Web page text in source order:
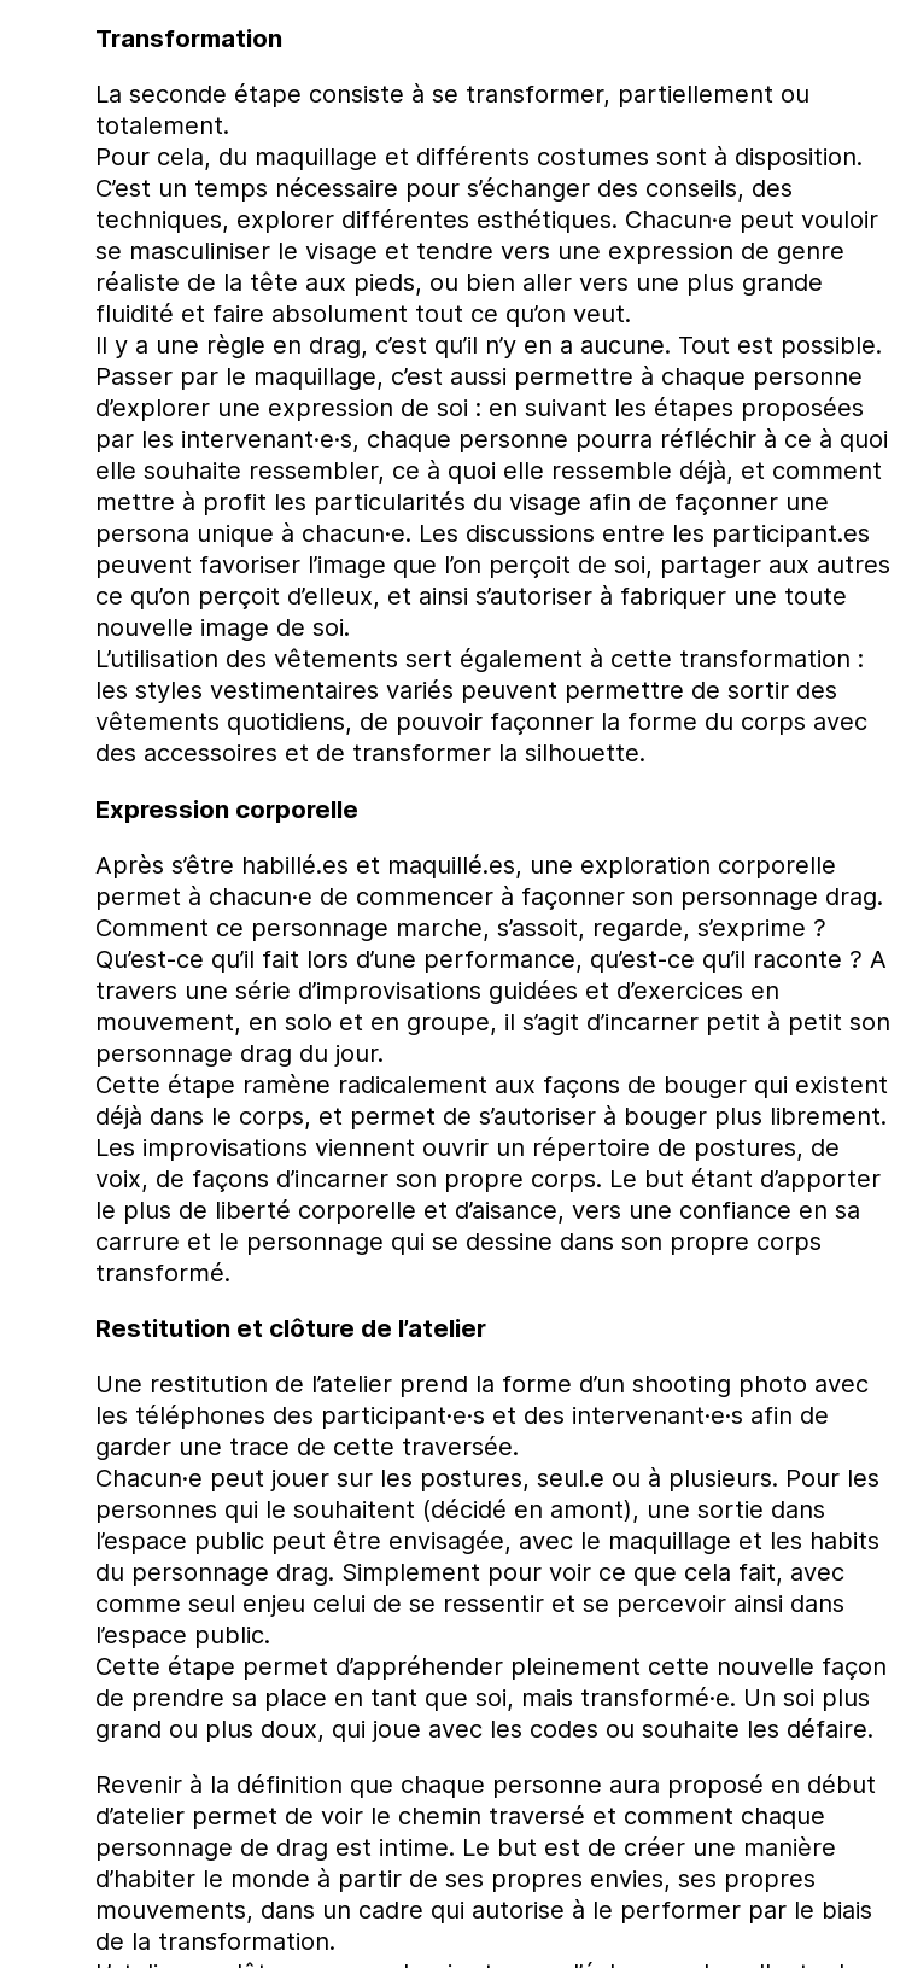
Transformation
La seconde étape consiste à se transformer, partiellement ou
totalement.
Pour cela, du maquillage et différents costumes sont à disposition.
C’est un temps nécessaire pour s’échanger des conseils, des
techniques, explorer différentes esthétiques. Chacun·e peut vouloir
se masculiniser le visage et tendre vers une expression de genre
réaliste de la tête aux pieds, ou bien aller vers une plus grande
fluidité et faire absolument tout ce qu’on veut.
Il y a une règle en drag, c’est qu’il n’y en a aucune. Tout est possible.
Passer par le maquillage, c’est aussi permettre à chaque personne
d’explorer une expression de soi : en suivant les étapes proposées
par les intervenant·e·s, chaque personne pourra réfléchir à ce à quoi
elle souhaite ressembler, ce à quoi elle ressemble déjà, et comment
mettre à profit les particularités du visage afin de façonner une
persona unique à chacun·e. Les discussions entre les participant.es
peuvent favoriser l’image que l’on perçoit de soi, partager aux autres
ce qu’on perçoit d’elleux, et ainsi s’autoriser à fabriquer une toute
nouvelle image de soi.
L’utilisation des vêtements sert également à cette transformation :
les styles vestimentaires variés peuvent permettre de sortir des
vêtements quotidiens, de pouvoir façonner la forme du corps avec
des accessoires et de transformer la silhouette.
Expression corporelle
Après s’être habillé.es et maquillé.es, une exploration corporelle
permet à chacun·e de commencer à façonner son personnage drag.
Comment ce personnage marche, s’assoit, regarde, s’exprime ?
Qu’est-ce qu’il fait lors d’une performance, qu’est-ce qu’il raconte ? A
travers une série d’improvisations guidées et d’exercices en
mouvement, en solo et en groupe, il s’agit d’incarner petit à petit son
personnage drag du jour.
Cette étape ramène radicalement aux façons de bouger qui existent
déjà dans le corps, et permet de s’autoriser à bouger plus librement.
Les improvisations viennent ouvrir un répertoire de postures, de
voix, de façons d’incarner son propre corps. Le but étant d’apporter
le plus de liberté corporelle et d’aisance, vers une confiance en sa
carrure et le personnage qui se dessine dans son propre corps
transformé.
Restitution et clôture de l’atelier
Une restitution de l’atelier prend la forme d’un shooting photo avec
les téléphones des participant·e·s et des intervenant·e·s afin de
garder une trace de cette traversée.
Chacun·e peut jouer sur les postures, seul.e ou à plusieurs. Pour les
personnes qui le souhaitent (décidé en amont), une sortie dans
l’espace public peut être envisagée, avec le maquillage et les habits
du personnage drag. Simplement pour voir ce que cela fait, avec
comme seul enjeu celui de se ressentir et se percevoir ainsi dans
l’espace public.
Cette étape permet d’appréhender pleinement cette nouvelle façon
de prendre sa place en tant que soi, mais transformé·e. Un soi plus
grand ou plus doux, qui joue avec les codes ou souhaite les défaire.
Revenir à la définition que chaque personne aura proposé en début
d’atelier permet de voir le chemin traversé et comment chaque
personnage de drag est intime. Le but est de créer une manière
d’habiter le monde à partir de ses propres envies, ses propres
mouvements, dans un cadre qui autorise à le performer par le biais
de la transformation.